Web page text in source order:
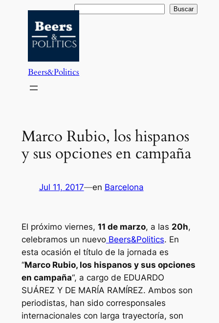
contenido
Buscar Buscar
Beers&Politics
Marco Rubio, los hispanos
y sus opciones en campaña
Jul 11, 2017—en Barcelona
El próximo viernes, 11 de marzo, a las 20h,
celebramos un nuevoBeers&Politics. En
esta ocasión el título de la jornada es
“Marco Rubio, los hispanos y sus opciones
en campaña“, a cargo de EDUARDO
SUÁREZ Y DE MARÍA RAMÍREZ. Ambos son
periodistas, han sido corresponsales
internacionales con larga trayectoría, son